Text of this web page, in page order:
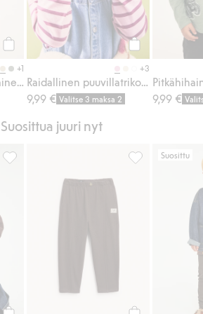
+1
Osta
+3
9,99 € Valitse 3 maksa 2 9,99 €
Suosittua juuri nyt
Collegepaita leijonabrodeerauksella,
Suosittu